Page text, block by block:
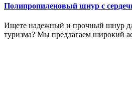
Полипропиленовый шнур с
Ищете надежный и прочный шнур
туризма? Мы предлагаем широкий